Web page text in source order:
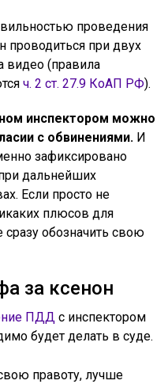
проведения
проводиться при двух
видео (правила
ч. 2 ст. 27.9 КоАП РФ).
инспектором можно
с обвинениями. И
зафиксировано
дальнейших
Если просто не
плюсов для
обозначить свою
за ксенон
ПДД с инспектором
будет делать в суде.
правоту, лучше